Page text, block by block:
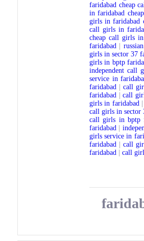
faridabad cheap
in faridabad
girls in faridabad
call girls in
cheap call girls
faridabad
girls in sector 37
girls in bptp
independent call
service in
faridabad
call
faridabad |call
girls in faridabad
call girls in sector
call girls in bptp
faridabad
girls service in
faridabad
call
faridabad
call